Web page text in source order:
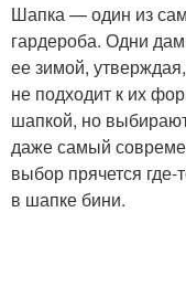
Шапка — один из
гардероба. Одни
ее зимой,
не подходит к их
шапкой, но
даже самый
выбор прячется
в шапке бини.